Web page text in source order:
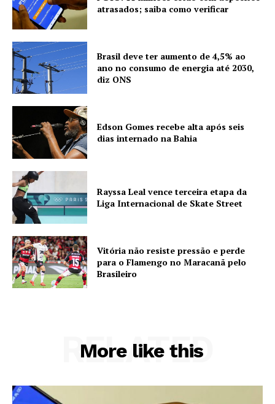
atrasados; saiba como verificar
Brasil deve ter aumento de 4,5% ao
ano no consumo de energia até 2030,
diz ONS
Edson Gomes recebe alta após seis
dias internado na Bahia
Rayssa Leal vence terceira etapa da
Liga Internacional de Skate Street
Vitória não resiste pressão e perde
para o Flamengo no Maracanã pelo
Brasileiro
More like this
RELATED